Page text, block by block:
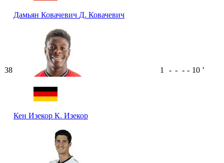
Дамьян Ковачевич Д. Ковачевич
38
Кен Изекор К. Изекор
1 - - - - 10 ʼ